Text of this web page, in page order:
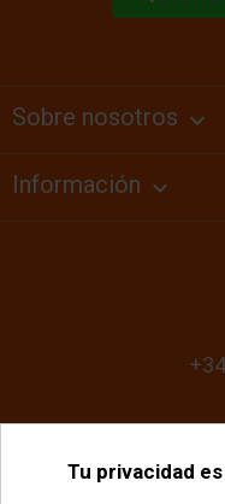
Sobre nosotros keyboard_arrow_down
Información 
Tu privacidad